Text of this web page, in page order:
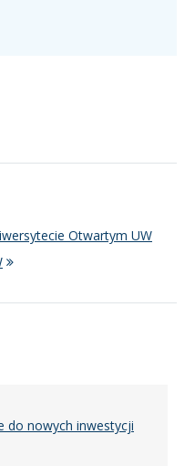
Otwartym UW
do nowych inwestycji